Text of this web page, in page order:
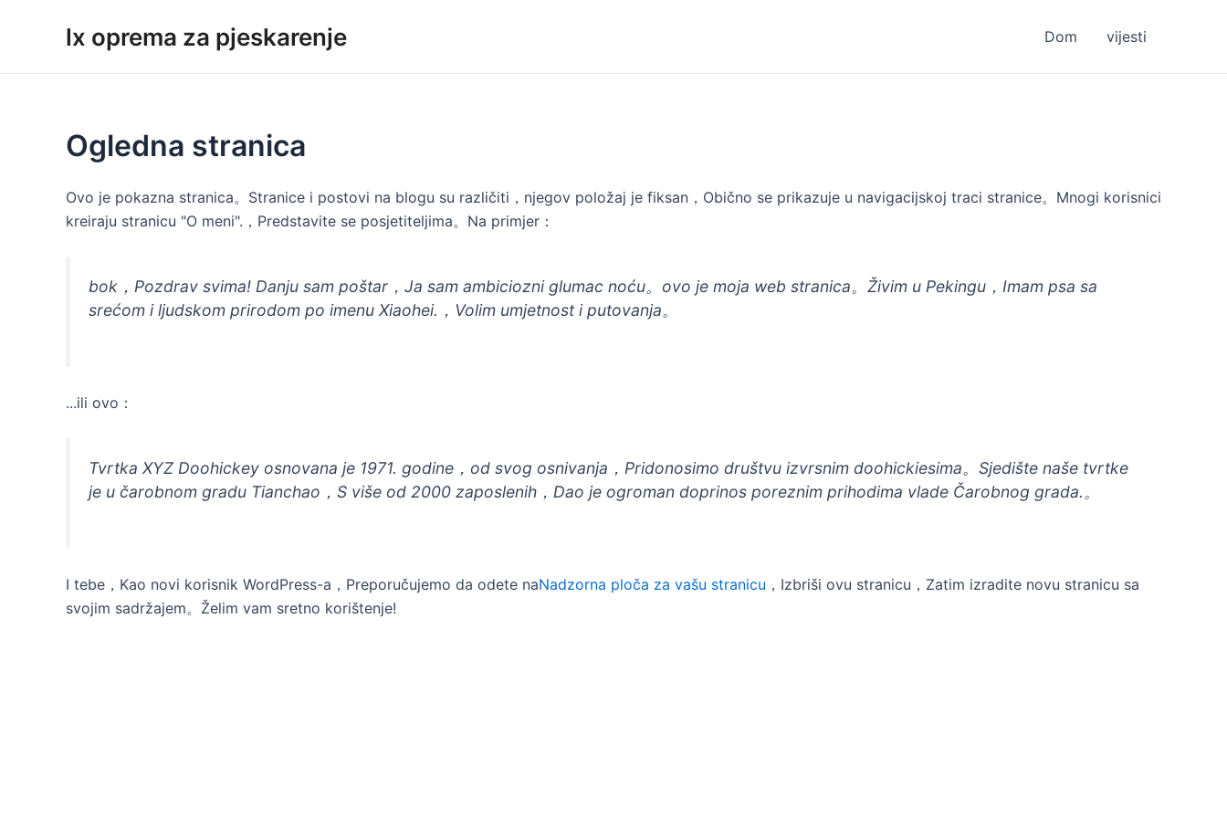
lx oprema za pjeskarenje Dom vijesti
Ogledna stranica
Ovo je pokazna stranica。Stranice i postovi na blogu su različiti，njegov položaj je fiksan，Obično se prikazuje u navigacijskoj traci stranice。Mnogi korisnici
kreiraju stranicu "O meni".，Predstavite se posjetiteljima。Na primjer：
bok，Pozdrav svima! Danju sam poštar，Ja sam ambiciozni glumac noću。ovo je moja web stranica。Živim u Pekingu，Imam psa sa
srećom i ljudskom prirodom po imenu Xiaohei.，Volim umjetnost i putovanja。
...ili ovo：
Tvrtka XYZ Doohickey osnovana je 1971. godine，od svog osnivanja，Pridonosimo društvu izvrsnim doohickiesima。Sjedište naše tvrtke
je u čarobnom gradu Tianchao，S više od 2000 zaposlenih，Dao je ogroman doprinos poreznim prihodima vlade Čarobnog grada.。
I tebe，Kao novi korisnik WordPress-a，Preporučujemo da odete naNadzorna ploča za vašu stranicu ，Izbriši ovu stranicu，Zatim izradite novu stranicu sa
svojim sadržajem。Želim vam sretno korištenje!